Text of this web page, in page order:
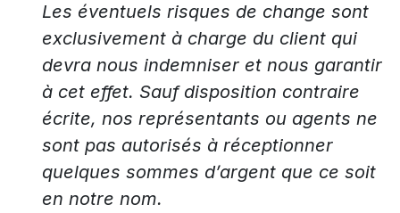
Les éventuels risques de change sont
exclusivement à charge du client qui
devra nous indemniser et nous garantir
à cet effet. Sauf disposition contraire
écrite, nos représentants ou agents ne
sont pas autorisés à réceptionner
quelques sommes d’argent que ce soit
en notre nom.